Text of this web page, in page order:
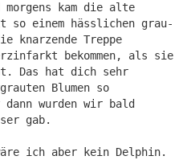
kam die alte
so einem hässlichen grau-
knarzende Treppe
bekommen, als sie
Das hat dich sehr
Blumen so
wurden wir bald
gab.
ich aber kein Delphin.